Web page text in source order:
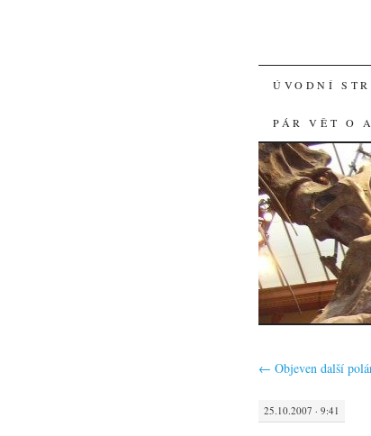
SKIP
TO
CONTENT
ÚVODNÍ
PÁR VĚT O
← Objeven další
25.10.2007 · 9:41